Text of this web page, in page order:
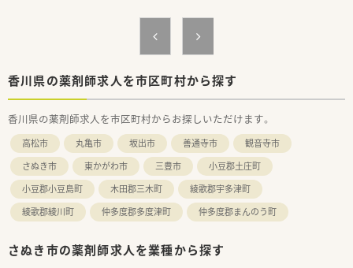
学びたい姿勢をしっかりフォローしてくれる環境です。
■薬剤師とその他職種の業務内容を明確にしており、
コンプライアンス意識の高い企業です。
■高松市を中心に店舗を展開されている為、店舗移動となった際
も通勤しやすい環境です。
■専門薬剤師や認定薬剤師取得後は各種手当が支給されます。
＜こんな方にもオススメ＞
■ライフスタイルに合わせてシフト相談したい方
■応援体制整った環境で働きたい方
等々…
少しでも気になった方はお問い合わせくださいませ
香川県の薬剤師求人を市区町村から探す
香川県の薬剤師求人を市区町村からお探しいただけます。
高松市 丸亀市 坂出市 善通寺市
観音寺市
さぬき市
東かがわ市 三豊市
小豆郡土庄町
小豆郡小豆島町
木田郡三木町
綾歌郡宇多津町
綾歌郡綾川町
仲多度郡多度津町 仲多度郡まんのう町
さぬき市の薬剤師求人を業種から探す